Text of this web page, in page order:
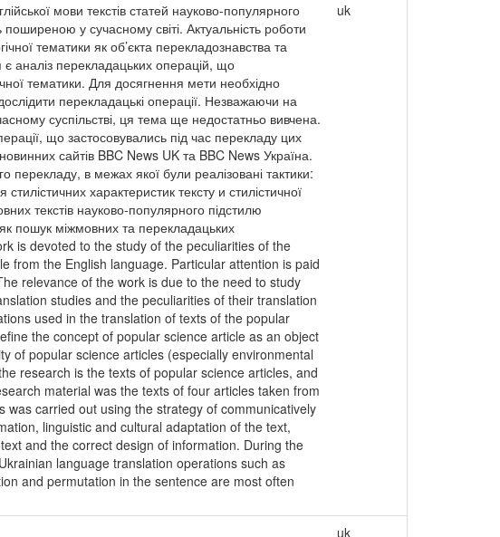
мови текстів статей науково-популярного
у сучасному світі. Актуальність роботи
тематики як об’єкта перекладознавства та
є аналіз перекладацьких операцій, що
тематики. Для досягнення мети необхідно
перекладацькі операції. Незважаючи на
суспільстві, ця тема ще недостатньо вивчена.
що застосовувались під час перекладу цих
сайтів BBC News UK та BBC News Україна.
перекладу, в межах якої були реалізовані тактики:
характеристик тексту и стилістичної
текстів науково-популярного підстилю
пошук міжмовних та перекладацьких
is devoted to the study of the peculiarities of the
from the English language. Particular attention is paid
relevance of the work is due to the need to study
studies and the peculiarities of their translation
used in the translation of texts of the popular
the concept of popular science article as an object
of popular science articles (especially environmental
research is the texts of popular science articles, and
material was the texts of four articles taken from
was carried out using the strategy of communicatively
linguistic and cultural adaptation of the text,
and the correct design of information. During the
language translation operations such as
and permutation in the sentence are most often
uk
uk